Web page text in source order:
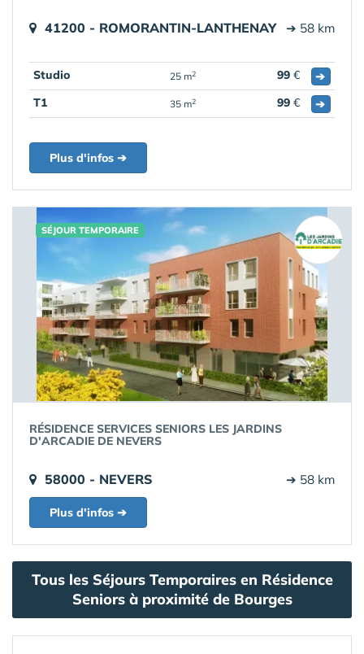
41200 - ROMORANTIN-LANTHENAY ➔ 58 km
Studio 25 m2 99 €
➔
T1
35 m2 99 € ➔
Plus d'infos ➔
SÉJOUR TEMPORAIRE
RÉSIDENCE SERVICES SENIORS LES JARDINS
D'ARCADIE DE NEVERS
58000 - NEVERS ➔ 58 km
Plus d'infos ➔
Tous les Séjours Temporaires en Résidence
Seniors à proximité de Bourges